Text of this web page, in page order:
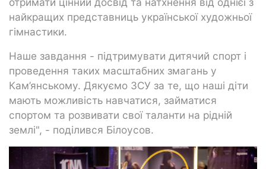
найкращих представниць української художньої
гімнастики.
Наше завдання - підтримувати дитячий спорт і
проведення таких масштабних змагань у
Кам’янському. Дякуємо ЗСУ за те, що наші діти
мають можливість навчатися, займатися
спортом та розвивати свої таланти на рідній
землі", - поділився Білоусов.